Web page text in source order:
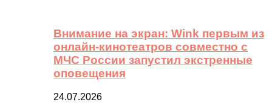
Внимание на экран: Wink первым из
онлайн-кинотеатров совместно с
МЧС России запустил экстренные
оповещения
24.07.2026